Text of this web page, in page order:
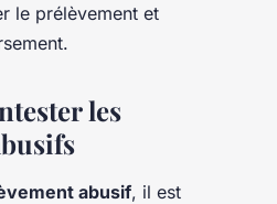
le prélèvement et
les
abusif, il est